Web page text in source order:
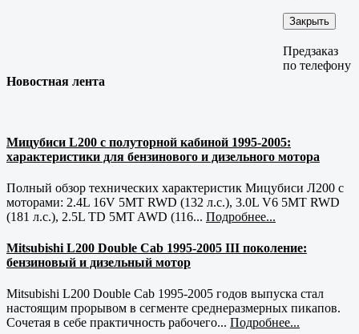
Закрыть
Предзаказ
по телефону
Новостная лента
Мицубиси L200 с полуторной кабиной 1995-2005:
характеристики для бензинового и дизельного мотора
Полный обзор технических характеристик Мицубиси Л200 с
моторами: 2.4L 16V 5MT RWD (132 л.с.), 3.0L V6 5MT RWD
(181 л.с.), 2.5L TD 5MT AWD (116... Подробнее...
Mitsubishi L200 Double Cab 1995-2005 III поколение:
бензиновый и дизельный мотор
Mitsubishi L200 Double Cab 1995-2005 годов выпуска стал
настоящим прорывом в сегменте среднеразмерных пикапов.
Сочетая в себе практичность рабочего... Подробнее...